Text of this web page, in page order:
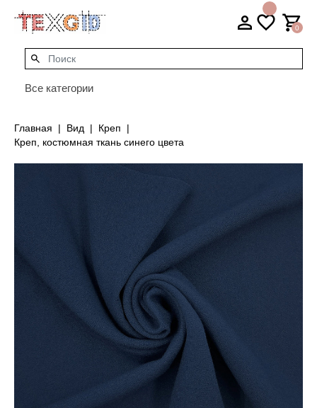
0
Все категории
Главная Вид
Креп
Креп, костюмная ткань синего цвета